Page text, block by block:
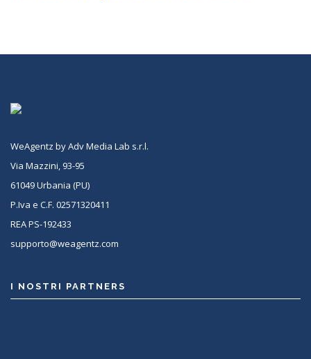
WeAgentz by Adv Media Lab s.r.l.
Via Mazzini, 93-95
61049 Urbania (PU)
P.Iva e C.F. 02571320411
REA PS-192433
supporto@weagentz.com
I NOSTRI PARTNERS